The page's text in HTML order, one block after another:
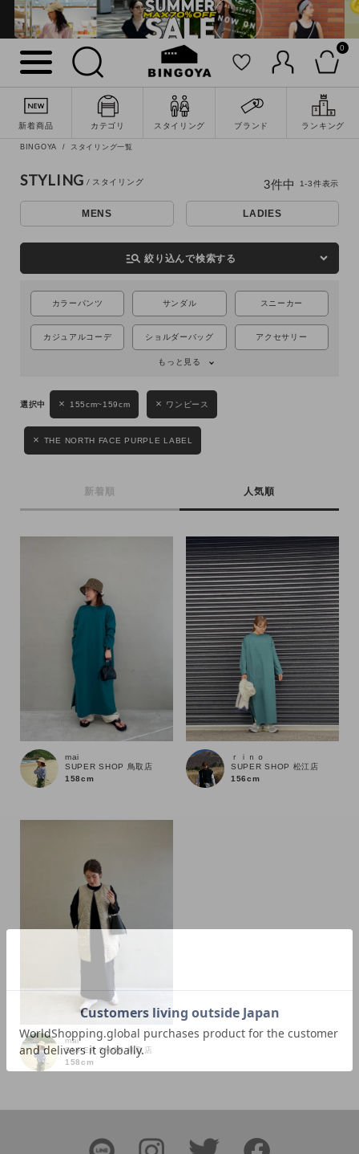
0
新着商品 カテゴリ スタイリング ブランド ランキング
詳細検索
キーワード
MENS KIDS
BINGOYA スタイリング一覧
STYLING
MENS LADIES
manage_search 絞り込んで検索する
カラーパンツ サンダル スニーカー
カジュアルコーデ ショルダーバッグ アクセサリー
もっと見る
155cm~159cm ワンピース
THE NORTH FACE PURPLE LABEL
新着順 人気順
3件中 1-3件表示
mai
SUPER SHOP 鳥取店
158cm
ｒｉｎｏ
SUPER SHOP 松江店
156cm
mai
SUPER SHOP 鳥取店
158cm